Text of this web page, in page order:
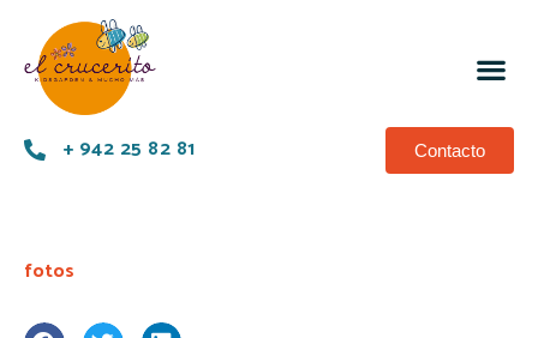
+ 942 25 82 81 Contacto
fotos